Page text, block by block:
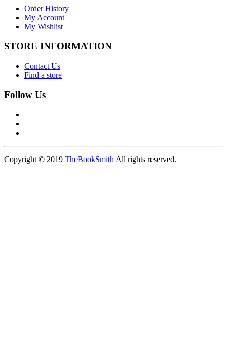
Order History
My Account
My Wishlist
STORE INFORMATION
Contact Us
Find a store
Follow Us
Copyright © 2019 TheBookSmith All rights reserved.